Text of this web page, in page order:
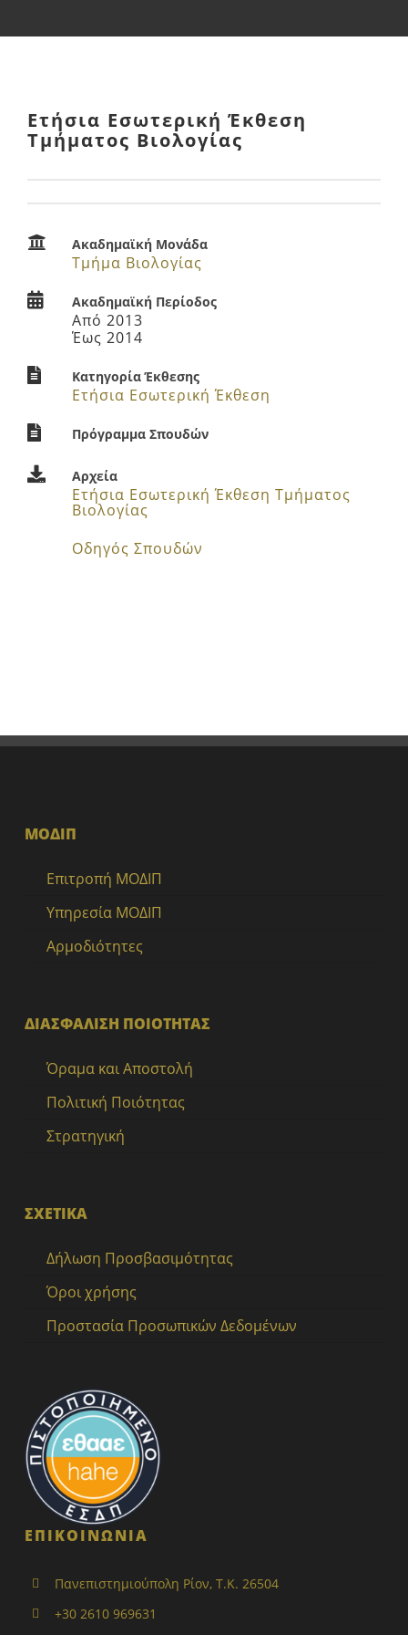
Χρήσιμο Υλικό
Ετήσια Εσωτερική Έκθεση
Τμήματος Βιολογίας
Ακαδημαϊκή Μονάδα
Τμήμα Βιολογίας
Ακαδημαϊκή Περίοδος
Από 2013
Έως 2014
Κατηγορία Έκθεσης
Ετήσια Εσωτερική Έκθεση
Πρόγραμμα Σπουδών
Αρχεία
Ετήσια Εσωτερική Έκθεση Τμήματος
Βιολογίας
Οδηγός Σπουδών
ΜΟΔΙΠ
Επιτροπή ΜΟΔΙΠ
Υπηρεσία ΜΟΔΙΠ
Αρμοδιότητες
ΔΙΑΣΦΑΛΙΣΗ ΠΟΙΟΤΗΤΑΣ
Όραμα και Αποστολή
Πολιτική Ποιότητας
Στρατηγική
ΣΧΕΤΙΚΑ
Δήλωση Προσβασιμότητας
Όροι χρήσης
Προστασία Προσωπικών Δεδομένων
ΕΠΙΚΟΙΝΩΝΙΑ
Πανεπιστημιούπολη Ρίον, Τ.Κ. 26504
+30 2610 969631